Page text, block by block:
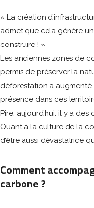
« La création
admet que cela génère
construire ! »
Les anciennes zones de
permis de préserver la
déforestation a augmenté
présence dans ces
Pire, aujourd’hui, il y a
Quant à la culture de la
d’être aussi dévastatrice
Comment
carbone ?